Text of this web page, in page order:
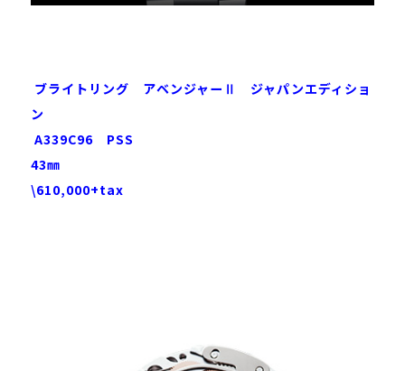
ブライトリング アベンジャーⅡ ジャパンエディショ
ン
A339C96 PSS
43㎜
\610,000+tax